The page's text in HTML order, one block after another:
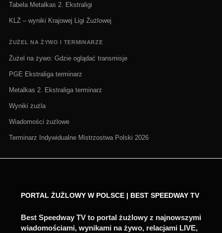
Tabela Metalkas 2. Ekstraligi
KLŻ – wyniki Krajowej Ligi Żużlowej
ŻUŻEL NA ŻYWO I TERMINARZE
Żużel na żywo: Gdzie oglądać transmisje
PGE Ekstraliga terminarz
Metalkas 2. Ekstraliga terminarz
Wyniki żużla
Wiadomości żużlowe
Terminarz Indywidualne Mistrzostwa Polski 2026
PORTAL ŻUŻLOWY W POLSCE | BEST SPEEDWAY TV
Best Speedway TV to portal żużlowy z najnowszymi
wiadomościami, wynikami na żywo, relacjami LIVE,